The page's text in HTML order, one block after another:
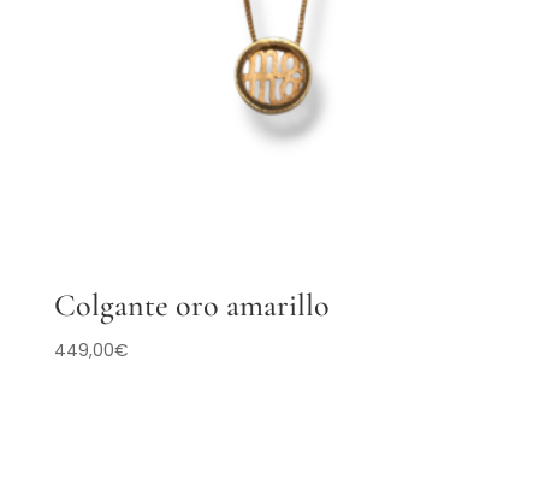
Colgante oro amarillo
449,00€